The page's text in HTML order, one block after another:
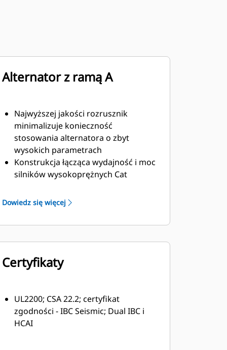
Alternator z ramą A
Najwyższej jakości rozrusznik
minimalizuje konieczność
stosowania alternatora o zbyt
wysokich parametrach
Konstrukcja łącząca wydajność i moc
silników wysokoprężnych Cat
Dowiedz się więcej
Certyfikaty
UL2200; CSA 22.2; certyfikat
zgodności - IBC Seismic; Dual IBC i
HCAI